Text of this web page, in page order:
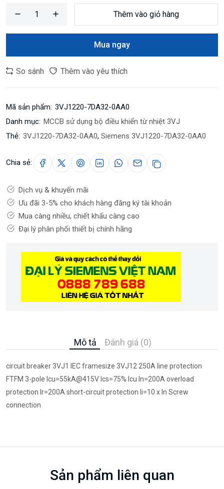
Thêm vào giỏ hàng
Mua ngay
So sánh Thêm vào yêu thích
Mã sản phẩm: 3VJ1220-7DA32-0AA0
Danh mục: MCCB sử dụng bộ điều khiển từ nhiệt 3VJ
Thẻ: 3VJ1220-7DA32-0AA0, Siemens 3VJ1220-7DA32-0AA0
Chia sẻ:
Dịch vụ & khuyến mãi
Ưu đãi 3-5% cho khách hàng đăng ký tài khoản
Mua càng nhiều, chiết khấu càng cao
Đại lý phân phối thiết bị chính hãng
Mô tả Đánh giá (0)
circuit breaker 3VJ1 IEC framesize 3VJ12 250A line protection
FTFM 3-pole Icu=55kA@415V Ics=75% Icu In=200A overload
protection Ir=200A short-circuit protection Ii=10 x In Screw
connection
Sản phẩm liên quan